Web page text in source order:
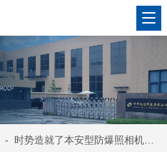
- 时势造就了本安型防爆照相机这个“英雄”，谁与争锋